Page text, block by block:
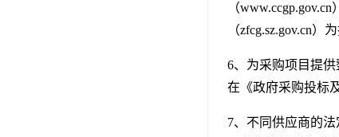
（
（zfcg.sz.gov.cn
6、为采购项目提
在《政府采购投标
7、不同供应商的